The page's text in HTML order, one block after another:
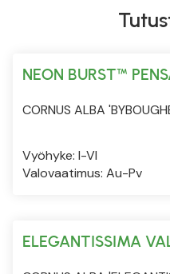
NEON BURST™
CORNUS ALBA
Vyöhyke: I-VI
Valovaatimus: Au-Pv
ELEGANTISSIMA